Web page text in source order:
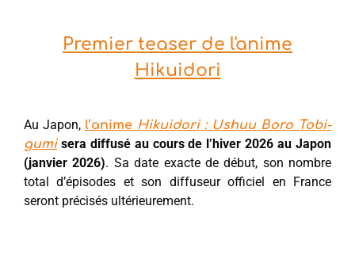
Premier teaser de l'anime
Hikuidori
Au Japon, l’anime Hikuidori : Ushuu Boro Tobi-
gumisera diffusé au cours de l’hiver 2026 au Japon
(janvier 2026). Sa date exacte de début, son nombre
total d’épisodes et son diffuseur officiel en France
seront précisés ultérieurement.